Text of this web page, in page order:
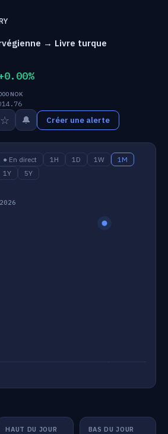
→ Livre turque
NOK
☆ 🔔 Créer une alerte
● En direct 1H 1D 1W
1M
1Y
5Y
HAUT DU JOUR BAS DU JOUR